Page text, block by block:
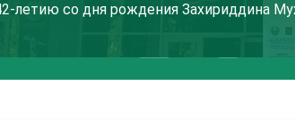
летию со дня рождения Захириддина